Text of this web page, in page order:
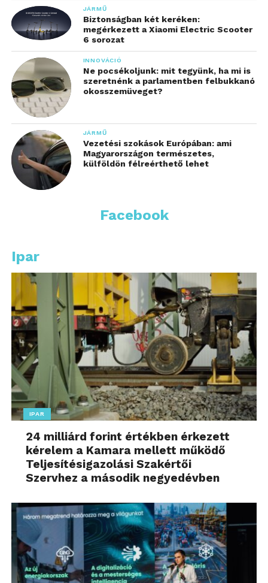
JÁRMŰ
Biztonságban két keréken:
megérkezett a Xiaomi Electric Scooter
6 sorozat
INNOVÁCIÓ
Ne pocsékoljunk: mit tegyünk, ha mi is
szeretnénk a parlamentben felbukkanó
okosszemüveget?
JÁRMŰ
Vezetési szokások Európában: ami
Magyarországon természetes,
külföldön félreérthető lehet
Facebook
Ipar
IPAR
24 milliárd forint értékben érkezett
kérelem a Kamara mellett működő
Teljesítésigazolási Szakértői
Szervhez a második negyedévben